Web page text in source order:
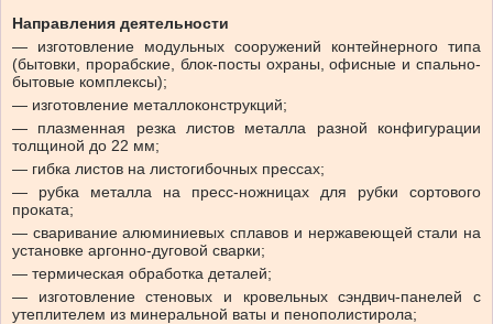
Направления деятельности
— изготовление модульных сооружений контейнерного типа
(бытовки, прорабские, блок-посты охраны, офисные и спально-
бытовые комплексы);
— изготовление металлоконструкций;
— плазменная резка листов металла разной конфигурации
толщиной до 22 мм;
— гибка листов на листогибочных прессах;
— рубка металла на пресс-ножницах для рубки сортового
проката;
— сваривание алюминиевых сплавов и нержавеющей стали на
установке аргонно-дуговой сварки;
— термическая обработка деталей;
— изготовление стеновых и кровельных сэндвич-панелей с
утеплителем из минеральной ваты и пенополистирола;